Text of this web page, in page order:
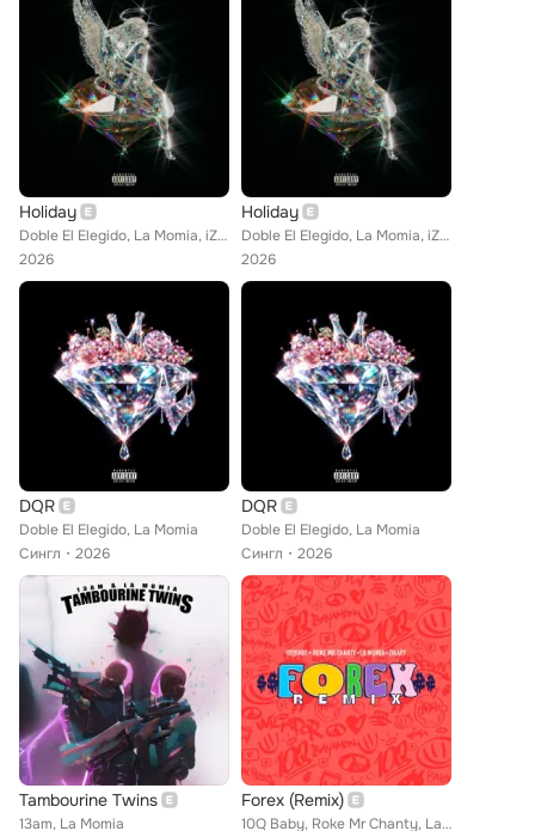
Holiday
Doble El Elegido, La Momia, iZaak, Hades66
2026
Holiday
Doble El Elegido, La Momia, iZaak, Hades66
2026
DQR
Doble El Elegido, La Momia
Сингл
2026
DQR
Doble El Elegido, La Momia
Сингл
2026
Tambourine Twins
13am, La Momia
Forex (Remix)
10Q Baby, Roke Mr Chanty, La Momia feat. Zikary